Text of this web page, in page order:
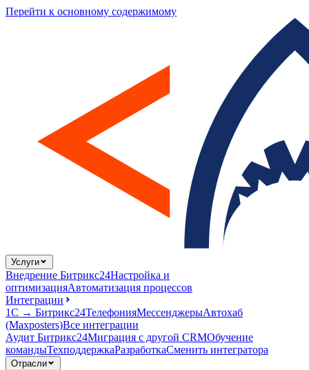
Перейти к основному содержимому
Услуги
Внедрение Битрикс24Настройка и
оптимизацияАвтоматизация процессов
Интеграции
1С → Битрикс24ТелефонияМессенджерыАвтохаб
(Maxposters)Все интеграции
Аудит Битрикс24Миграция с другой CRMОбучение
командыТехподдержкаРазработкаСменить интегратора
Отрасли